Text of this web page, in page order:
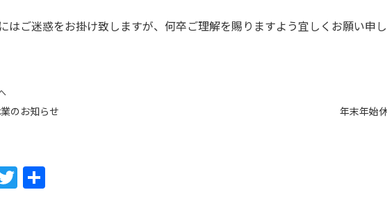
はご迷惑をお掛け致しますが、何卒ご理解を賜りますよう宜しくお願い申し
のお知らせ 年末年始
T